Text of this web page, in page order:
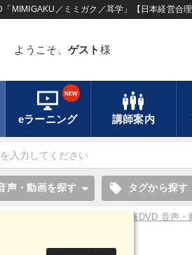
MIMIGAKU／ミミガク／耳学」【日本経営合理
ようこそ、 ゲスト 様
eラーニング
NEW
講師案内
声・動画を探す local_offer タグから探す
国経営者セミナー講演CD・講演DVD 音声・